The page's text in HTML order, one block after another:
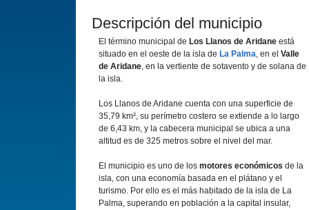
Descripción del municipio
El término municipal de Los Llanos de Aridane está
situado en el oeste de la isla de La Palma, en el Valle
de Aridane, en la vertiente de sotavento y de solana de
la isla.
Los Llanos de Aridane cuenta con una superficie de
35,79 km², su perí­metro costero se extiende a lo largo
de 6,43 km, y la cabecera municipal se ubica a una
altitud es de 325 metros sobre el nivel del mar.
El municipio es uno de los motores económicos de la
isla, con una economí­a basada en el plátano y el
turismo. Por ello es el más habitado de la isla de La
Palma, superando en población a la capital insular,